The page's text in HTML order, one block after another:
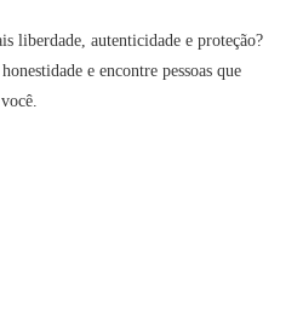
liberdade, autenticidade e proteção?
e encontre pessoas que